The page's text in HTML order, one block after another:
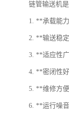
链管输送机
1. **承载能
2. **输送稳
3. **适应性
4. **密闭性
5. **维修方
6. **运行噪